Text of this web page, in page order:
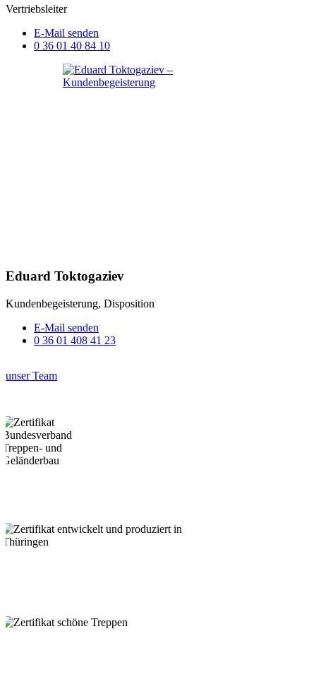
Vertriebsleiter
E-Mail senden
0 36 01 40 84 10
Eduard Toktogaziev
Kundenbegeisterung, Disposition
E-Mail senden
0 36 01 408 41 23
unser Team